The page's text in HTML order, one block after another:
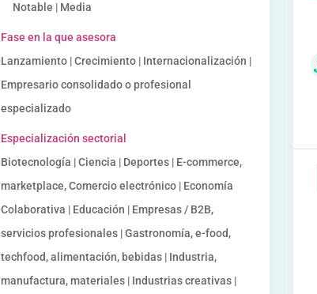
Notable | Media
Fase en la que asesora
Lanzamiento | Crecimiento | Internacionalización |
Empresario consolidado o profesional
especializado
Especialización sectorial
Biotecnología | Ciencia | Deportes | E-commerce,
marketplace, Comercio electrónico | Economía
Colaborativa | Educación | Empresas / B2B,
servicios profesionales | Gastronomía, e-food,
techfood, alimentación, bebidas | Industria,
manufactura, materiales | Industrias creativas |